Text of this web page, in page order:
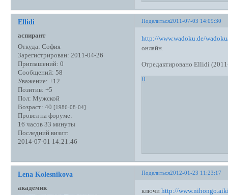
Поделиться2011-07-03 14:09:30
Ellidi
аспирант
Откуда: София
Зарегистрирован: 2011-04-26
Приглашений: 0
Сообщений: 58
Уважение: +12
Позитив: +5
Пол: Мужской
Возраст: 40 [1986-08-04]
Провел на форуме:
16 часов 33 минуты
Последний визит:
2014-07-01 14:21:46
http://www.wadoku.de/
онлайн.
Отредактировано Ellidi
0
Поделиться2012-01-23 11:23:17
Lena Kolesnikova
академик ключиhttp://